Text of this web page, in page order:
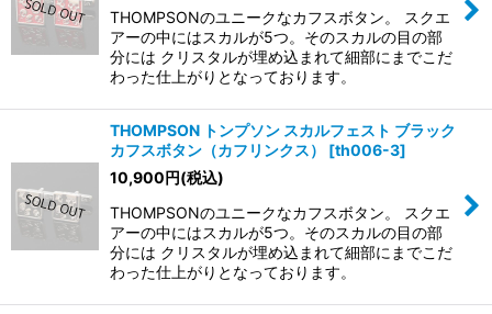
THOMPSONのユニークなカフスボタン。 スクエ
アーの中にはスカルが5つ。そのスカルの目の部
分には クリスタルが埋め込まれて細部にまでこだ
わった仕上がりとなっております。
THOMPSON トンプソン スカルフェスト ブラック
カフスボタン（カフリンクス）
[th006-3]
10,900円(税込)
THOMPSONのユニークなカフスボタン。 スクエ
アーの中にはスカルが5つ。そのスカルの目の部
分には クリスタルが埋め込まれて細部にまでこだ
わった仕上がりとなっております。